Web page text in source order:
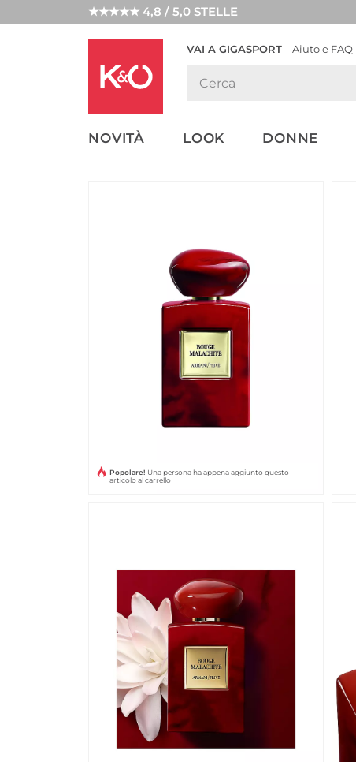
★★★★★ 4,8 / 5,0 STELLE
VAI A GIGASPORT Aiuto e FAQ
NOVITÀ LOOK DONNE
LOOK
WEDDING
Popolare! Una persona ha appena aggiunto questo
articolo al carrello